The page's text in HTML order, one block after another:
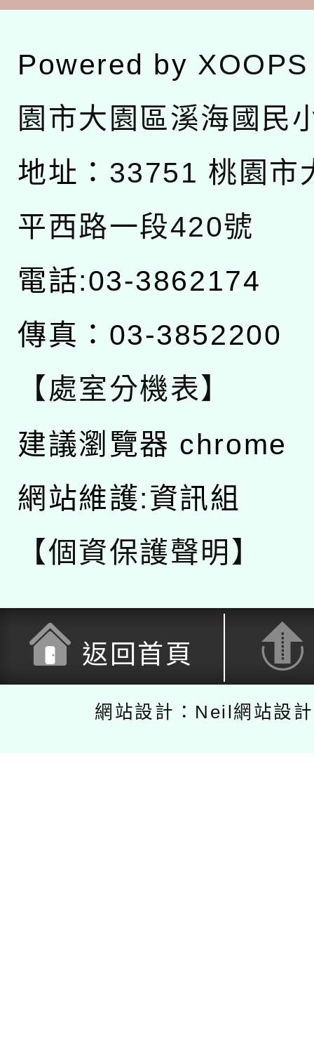
Powered by XOOPS
園市大園區溪海國民
地址： 33751 桃園市
平西路一段420號
電話:03-3862174
傳真：03-3852200
【處室分機表】
建議瀏覽器 chrome
網站維護:資訊組
【個資保護聲明】
返回首頁
網站設計：Neil網站設